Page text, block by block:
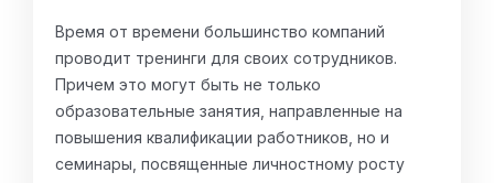
Время от времени большинство компаний
проводит тренинги для своих сотрудников.
Причем это могут быть не только
образовательные занятия, направленные на
повышения квалификации работников, но и
семинары, посвященные личностному росту